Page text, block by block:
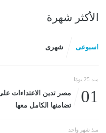
الأكثر شهرة
اسبوعى شهرى
منذ 25 يومًا
01
مصر تدين الاعتداءات
تضامنها الكامل معها
منذ شهر واحد